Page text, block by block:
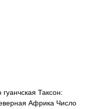
Таксон:
Африка Число